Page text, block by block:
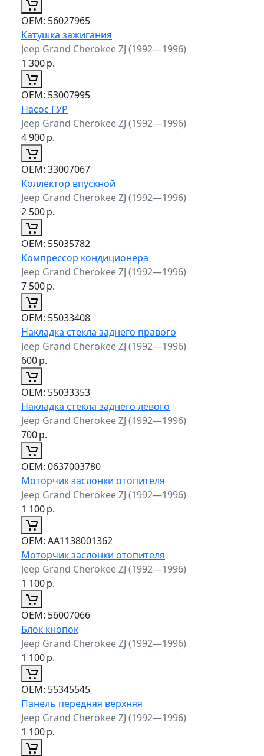
ОЕМ: 56027965
Катушка зажигания
Jeep Grand Cherokee ZJ (1992—1996)
1 300р.
ОЕМ: 53007995
Насос ГУР
Jeep Grand Cherokee ZJ (1992—1996)
4 900р.
ОЕМ: 33007067
Коллектор впускной
Jeep Grand Cherokee ZJ (1992—1996)
2 500р.
ОЕМ: 55035782
Компрессор кондиционера
Jeep Grand Cherokee ZJ (1992—1996)
7 500р.
ОЕМ: 55033408
Накладка стекла заднего правого
Jeep Grand Cherokee ZJ (1992—1996)
600р.
ОЕМ: 55033353
Накладка стекла заднего левого
Jeep Grand Cherokee ZJ (1992—1996)
700р.
ОЕМ: 0637003780
Моторчик заслонки отопителя
Jeep Grand Cherokee ZJ (1992—1996)
1 100р.
ОЕМ: AA1138001362
Моторчик заслонки отопителя
Jeep Grand Cherokee ZJ (1992—1996)
1 100р.
ОЕМ: 56007066
Блок кнопок
Jeep Grand Cherokee ZJ (1992—1996)
1 100р.
ОЕМ: 55345545
Панель передняя верхняя
Jeep Grand Cherokee ZJ (1992—1996)
1 100р.